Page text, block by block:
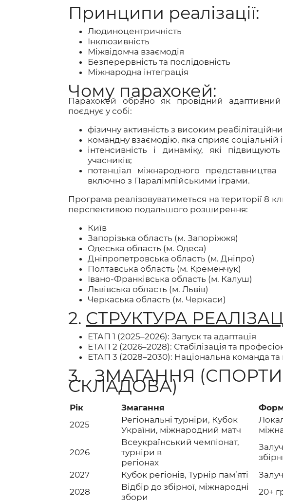
Принципи реалізації:
Людиноцентричність
Інклюзивність
Міжвідомча взаємодія
Безперервність та послідовність
Міжнародна інтеграція
Чому парахокей:
Парахокей обрано як провідний
поєднує у собі:
фізичну активність з високим
командну взаємодію, яка сприяє соціальній
інтенсивність і динаміку, які
учасників;
потенціал міжнародного
включно з Паралімпійськими іграми.
Програма реалізовуватиметься на території 8
перспективою подальшого розширення:
Київ
Запорізька область (м. Запоріжжя)
Одеська область (м. Одеса)
Дніпропетровська область (м. Дніпро)
Полтавська область (м. Кременчук)
Івано-Франківська область (м. Калуш)
Львівська область (м. Львів)
Черкаська область (м. Черкаси)
2. СТРУКТУРА
ЕТАП 1 (2025–2026): Запуск та адаптація
ЕТАП 2 (2026–2028): Стабілізація та
ЕТАП 3 (2028–2030): Національна команда та
3. ЗМАГАННЯ
СКЛАДОВА)
Рік Змагання
2025
Регіональні турніри, Кубок
України, міжнародний матч
2026
Всеукраїнський чемпіонат,
турніри в
регіонах
2027
Кубок регіонів, Турнір пам’яті
2028
Відбір до збірної, міжнародні
збори
20+